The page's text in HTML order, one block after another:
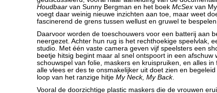
Houdbaar van Sunny Bergman en het boek McSex van
voegt daar weinig nieuwe inzichten aan toe, maar weet
fascinerend de grens tussen wellust en gruwel te
Daarvoor worden de toeschouwers voor een batterij aan
neergezet. Achter hun rug is het rechthoekige speelvlak,
studio. Met één vaste camera geven vijf speelsters een
beetje hitsig begint maar al snel ontspoort in een afschuw
schouwspel van folie, maskers en kruispruiken, en alles in
alle vlees er des te onsmakelijker uit doet zien en
loop van het ranzige hitje My Neck, My Back.
Vooral de doorzichtige plastic maskers die de vrouwen